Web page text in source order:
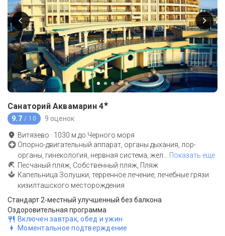
Санаторий Аквамарин 4★
9.7 / 10 9 оценок
Витязево · 1030 м до Черного моря
Опорно-двигательный аппарат, органы дыхания, лор-
органы, гинекология, нервная система, жел
Показать еще
Песчаный пляж, Собственный пляж, Пляж
Капельница Золушки, терренное лечение, лечебные грязи
кизилташского месторождения
Стандарт 2-местный улучшенный без балкона
Оздоровительная программа
Включен завтрак, обед и ужин
Моментальное подтверждение